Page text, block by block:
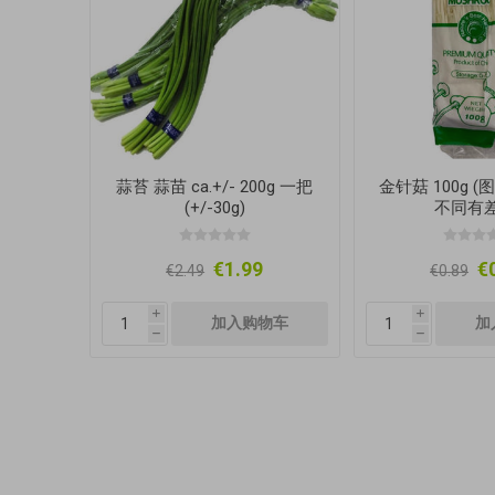
蒜苔 蒜苗 ca.+/- 200g 一把
(+/-30g)
€2.49 €1.99
i
h
金针菇 100g (
不同有
€0.89
i
h